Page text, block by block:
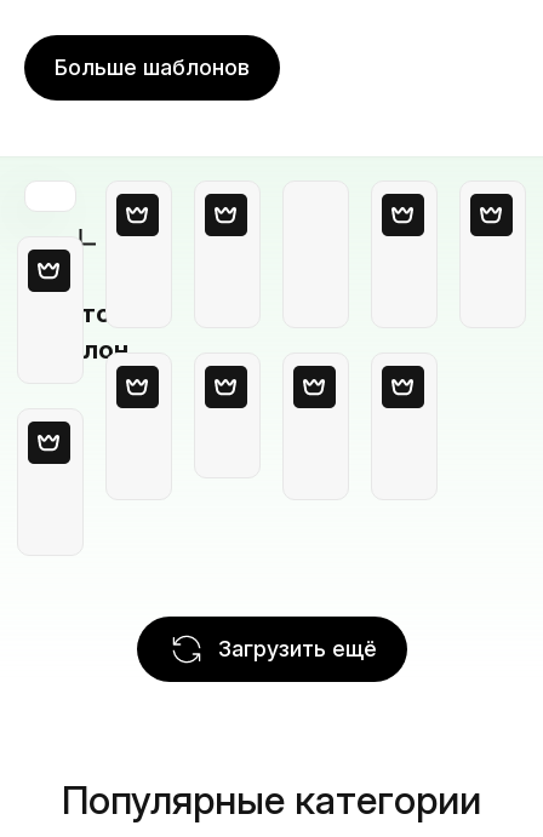
Больше шаблонов
Пустой
шаблон
Загрузить ещё
Популярные категории